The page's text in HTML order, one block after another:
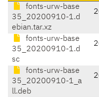
fonts-urw-base
35_20200910-1.d
ebian.tar.xz
fonts-urw-base
35_20200910-1.d
sc
fonts-urw-base
35_20200910-1_a
ll.deb